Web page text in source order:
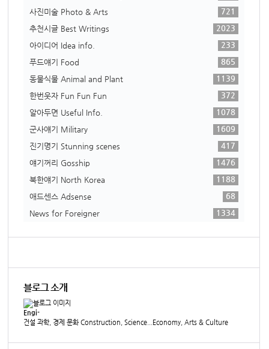
사진미술 Photo & Arts
721
추천시글 Best Writings
2023
아이디어 Idea info.
233
푸드얘기 Food
865
동물식물 Animal and Plant
1139
한번웃자 Fun Fun Fun
372
알아두면 Useful Info.
1078
군사얘기 Military
1609
진기명기 Stunning scenes
417
얘기꺼리 Gosship
1476
북한얘기 North Korea
1188
애드센스 Adsense
68
News for Foreigner
1334
블로그 소개
Engi-
건설 과학, 경제 문화 Construction, Science...Economy, Arts & Culture